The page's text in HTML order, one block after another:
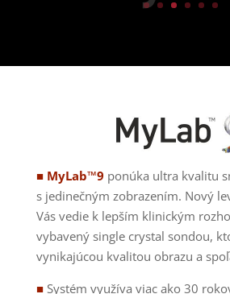
■ MyLab™9 ponúka ultra kvalitu
s jedinečným zobrazením. Nový
Vás vedie k lepším klinickým
vybavený single crystal sondou,
vynikajúcou kvalitou obrazu a
■ Systém využíva viac ako 30